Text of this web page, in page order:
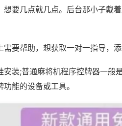
想要几点就几点。后台那小子戴
需要帮助，想获取一对一指导，
安装;普通麻将机程序控牌器一般
能的设备或工具。